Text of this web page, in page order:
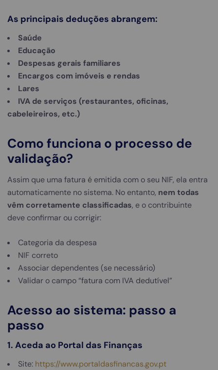
As principais deduções abrangem:
Saúde
Educação
Despesas gerais familiares
Encargos com imóveis e rendas
Lares
IVA de serviços (restaurantes, oficinas,
cabeleireiros, etc.)
Como funciona o processo de
validação?
Assim que uma fatura é emitida com o seu NIF, ela entra
automaticamente no sistema. No entanto, nem todas
vêm corretamente classificadas, e o contribuinte
deve confirmar ou corrigir:
Categoria da despesa
NIF correto
Associar dependentes (se necessário)
Validar o campo “fatura com IVA dedutível”
Acesso ao sistema: passo a
passo
1. Aceda ao Portal das Finanças
Site: https://www.portaldasfinancas.gov.pt